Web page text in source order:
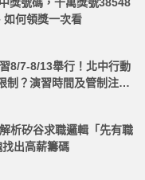
如何領獎一次看
8/7-8/13舉行！北中行動
制？演習時間及管制注意
析矽谷求職邏輯「先有職
出高薪籌碼